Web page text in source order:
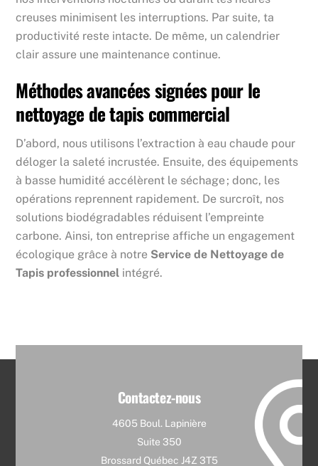
creuses minimisent les interruptions. Par suite, ta
productivité reste intacte. De même, un calendrier
clair assure une maintenance continue.
Méthodes avancées signées pour le
nettoyage de tapis commercial
D’abord, nous utilisons l’extraction à eau chaude pour
déloger la saleté incrustée. Ensuite, des équipements
à basse humidité accélèrent le séchage ; donc, les
opérations reprennent rapidement. De surcroît, nos
solutions biodégradables réduisent l’empreinte
carbone. Ainsi, ton entreprise affiche un engagement
écologique grâce à notre Service de Nettoyage de
Tapis professionnel intégré.
Contactez-nous
4605 Boul. Lapinière
Suite 350
Brossard Québec J4Z 3T5